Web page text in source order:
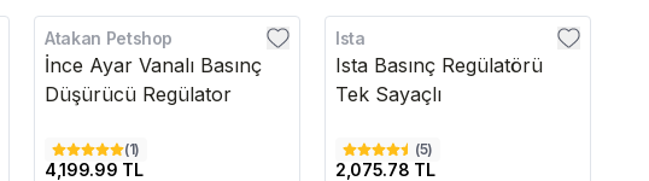
Kargo Bedava
Atakan Petshop
İnce Ayar Vanalı Basınç
Düşürücü Regülator
(1)
4,199.99 TL
Kargo Bedava
Ista
Ista Basınç Regülatörü
Tek Sayaçlı
(5)
2,075.78 TL